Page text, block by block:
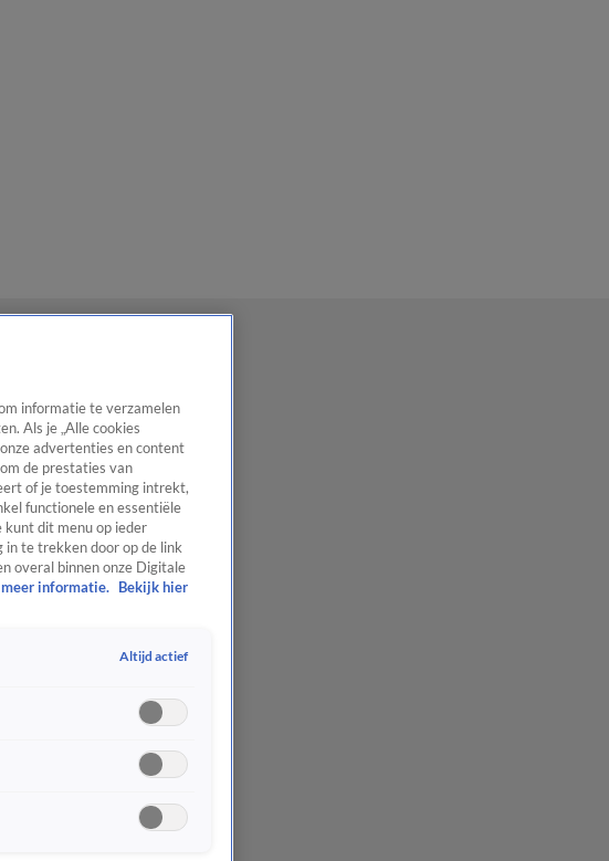
informatie te verzamelen
Als je „Alle cookies
advertenties en content
de prestaties van
of je toestemming intrekt,
functionele en essentiële
kunt dit menu op ieder
in te trekken door op de link
overal binnen onze Digitale
informatie.
Bekijk hier
Altijd actief